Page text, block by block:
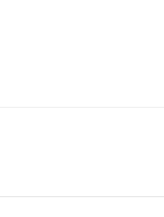
Я никогда и нигде не